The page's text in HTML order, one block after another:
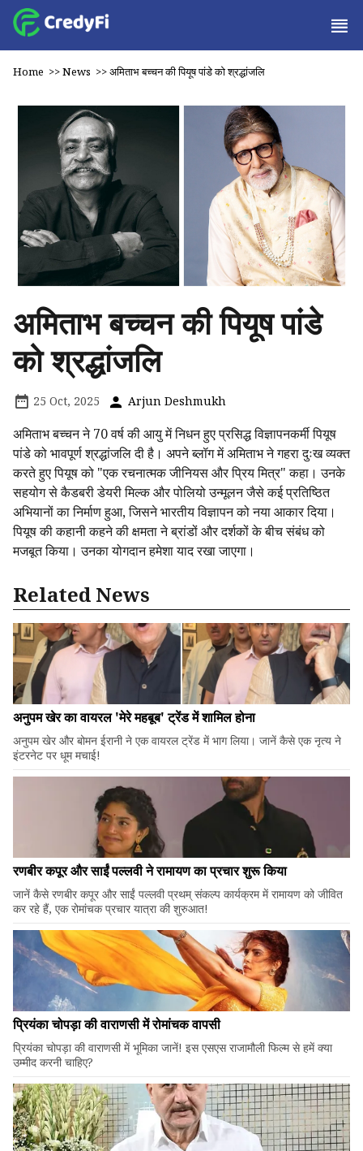
Home >>News >>अमिताभ बच्चन की पियूष पांडे को श्रद्धांजलि
अमिताभ बच्चन की पियूष पांडे
को श्रद्धांजलि
25 Oct, 2025 Arjun Deshmukh
अमिताभ बच्चन ने 70 वर्ष की आयु में निधन हुए प्रसिद्ध विज्ञापनकर्मी पियूष
पांडे को भावपूर्ण श्रद्धांजलि दी है। अपने ब्लॉग में अमिताभ ने गहरा दुःख व्यक्त
करते हुए पियूष को "एक रचनात्मक जीनियस और प्रिय मित्र" कहा। उनके
सहयोग से कैडबरी डेयरी मिल्क और पोलियो उन्मूलन जैसे कई प्रतिष्ठित
अभियानों का निर्माण हुआ, जिसने भारतीय विज्ञापन को नया आकार दिया।
पियूष की कहानी कहने की क्षमता ने ब्रांडों और दर्शकों के बीच संबंध को
मजबूत किया। उनका योगदान हमेशा याद रखा जाएगा।
Related News
अनुपम खेर का वायरल 'मेरे महबूब' ट्रेंड में शामिल होना
अनुपम खेर और बोमन ईरानी ने एक वायरल ट्रेंड में भाग लिया। जानें कैसे एक नृत्य ने
इंटरनेट पर धूम मचाई!
रणबीर कपूर और साईं पल्लवी ने रामायण का प्रचार शुरू किया
जानें कैसे रणबीर कपूर और साईं पल्लवी प्रथम् संकल्प कार्यक्रम में रामायण को जीवित
कर रहे हैं, एक रोमांचक प्रचार यात्रा की शुरुआत!
प्रियंका चोपड़ा की वाराणसी में रोमांचक वापसी
प्रियंका चोपड़ा की वाराणसी में भूमिका जानें! इस एसएस राजामौली फिल्म से हमें क्या
उम्मीद करनी चाहिए?